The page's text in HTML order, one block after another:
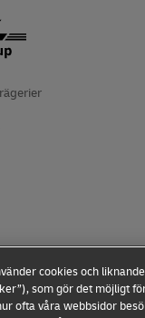
cookies och
som gör det möjligt
ofta våra webbsidor